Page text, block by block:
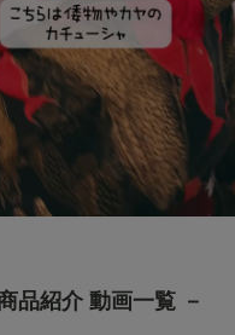
品紹介 動画一覧 －